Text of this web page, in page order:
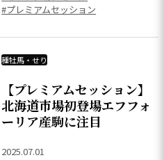
#プレミアムセッション
種牡馬・せり
【プレミアムセッション】
北海道市場初登場エフフォ
ーリア産駒に注目
2025.07.01